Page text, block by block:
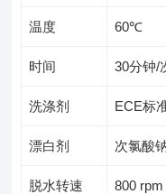
温度 60℃
时间 30分钟/
洗涤剂 ECE标
漂白剂 次氯酸
脱水转速 800 rpm